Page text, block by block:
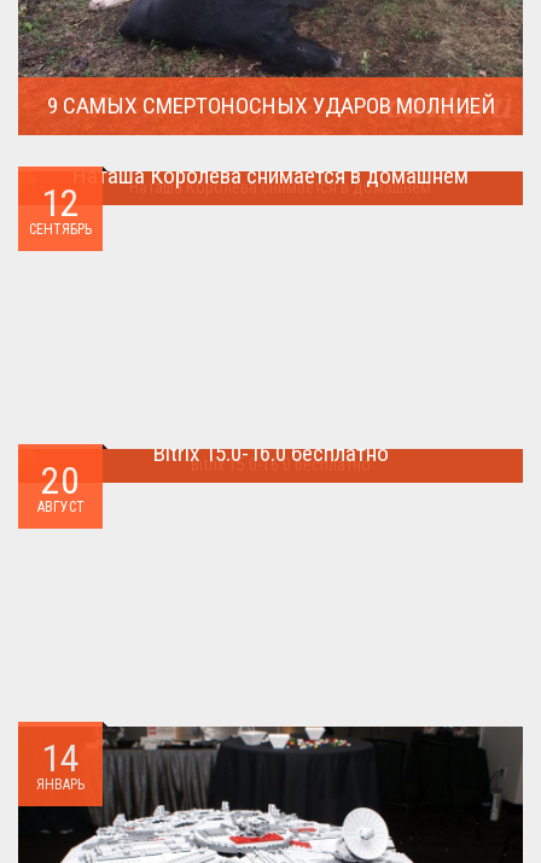
9 САМЫХ СМЕРТОНОСНЫХ УДАРОВ МОЛНИЕЙ
12
СЕНТЯБРЬ
Наташа Королева снимается в домашнем
20
АВГУСТ
Bitrix 15.0-16.0 бесплатно
14
ЯНВАРЬ